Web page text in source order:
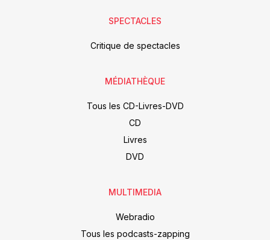
SPECTACLES
Critique de spectacles
MÉDIATHÈQUE
Tous les CD-Livres-DVD
CD
Livres
DVD
MULTIMEDIA
Webradio
Tous les podcasts-zapping